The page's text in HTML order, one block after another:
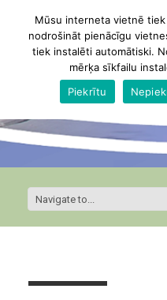
Mūsu interneta vietnē
nodrošināt pienācīgu
tiek instalēti automātiski.
mērķa sīkfailu
Piekrītu